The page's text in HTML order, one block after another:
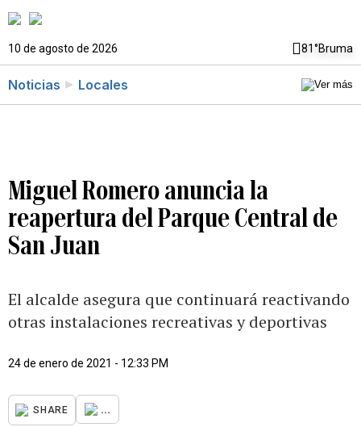
10 de agosto de 2026 81°Bruma
Noticias Locales
Miguel Romero anuncia la
reapertura del Parque Central de
San Juan
El alcalde asegura que continuará reactivando
otras instalaciones recreativas y deportivas
24 de enero de 2021 - 12:33 PM
SHARE ...